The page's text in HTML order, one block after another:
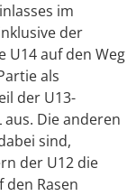
im
der
U14 auf den Weg
als
der U13-
aus. Die anderen
sind,
der U12 die
Rasen